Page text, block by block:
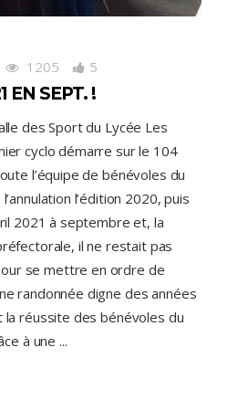
1205 5
EN SEPT. !
des Sport du Lycée Les
cyclo démarre sur le 104
l’équipe de bénévoles du
l’édition 2020, puis
2021 à septembre et, la
il ne restait pas
se mettre en ordre de
randonnée digne des années
la réussite des bénévoles du
à une